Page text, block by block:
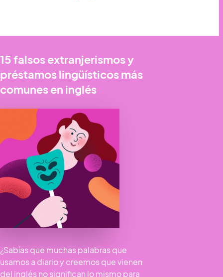
15 falsos extranjerismos y
préstamos lingüísticos más
comunes en inglés
¿Sabías que muchas palabras que
usamos a diario y creemos que vienen
del inglés no significan lo mismo para